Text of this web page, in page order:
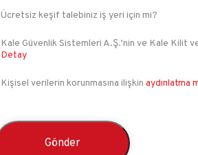
Ücretsiz keşif talebiniz iş yeri için mi?
Kale Güvenlik Sistemleri A.Ş.’nin ve Kale Kilit
Detay
Kişisel verilerin korunmasına ilişkin aydınlatma